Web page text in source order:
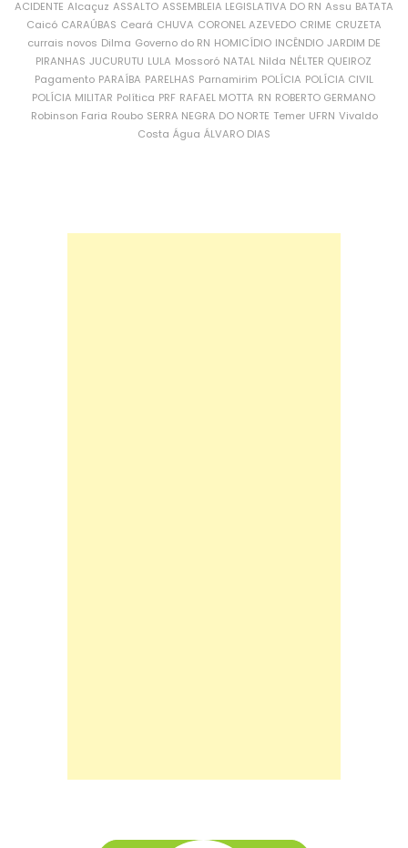
ACIDENTE Alcaçuz ASSALTO ASSEMBLEIA LEGISLATIVA DO RN Assu BATATA
Caicó CARAÚBAS Ceará CHUVA CORONEL AZEVEDO CRIME CRUZETA
currais novos Dilma Governo do RN HOMICÍDIO INCÊNDIO JARDIM DE
PIRANHAS JUCURUTU LULA Mossoró NATAL Nilda NÉLTER QUEIROZ
Pagamento PARAÍBA PARELHAS Parnamirim POLÍCIA POLÍCIA CIVIL
POLÍCIA MILITAR Política PRF RAFAEL MOTTA RN ROBERTO GERMANO
Robinson Faria Roubo SERRA NEGRA DO NORTE Temer UFRN Vivaldo
Costa Água ÁLVARO DIAS